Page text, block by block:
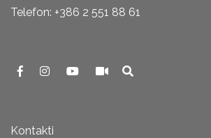
Telefon: +386 2 551 88 61
Kontakti